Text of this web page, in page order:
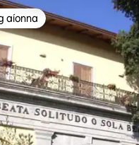
aíonna
aíonna